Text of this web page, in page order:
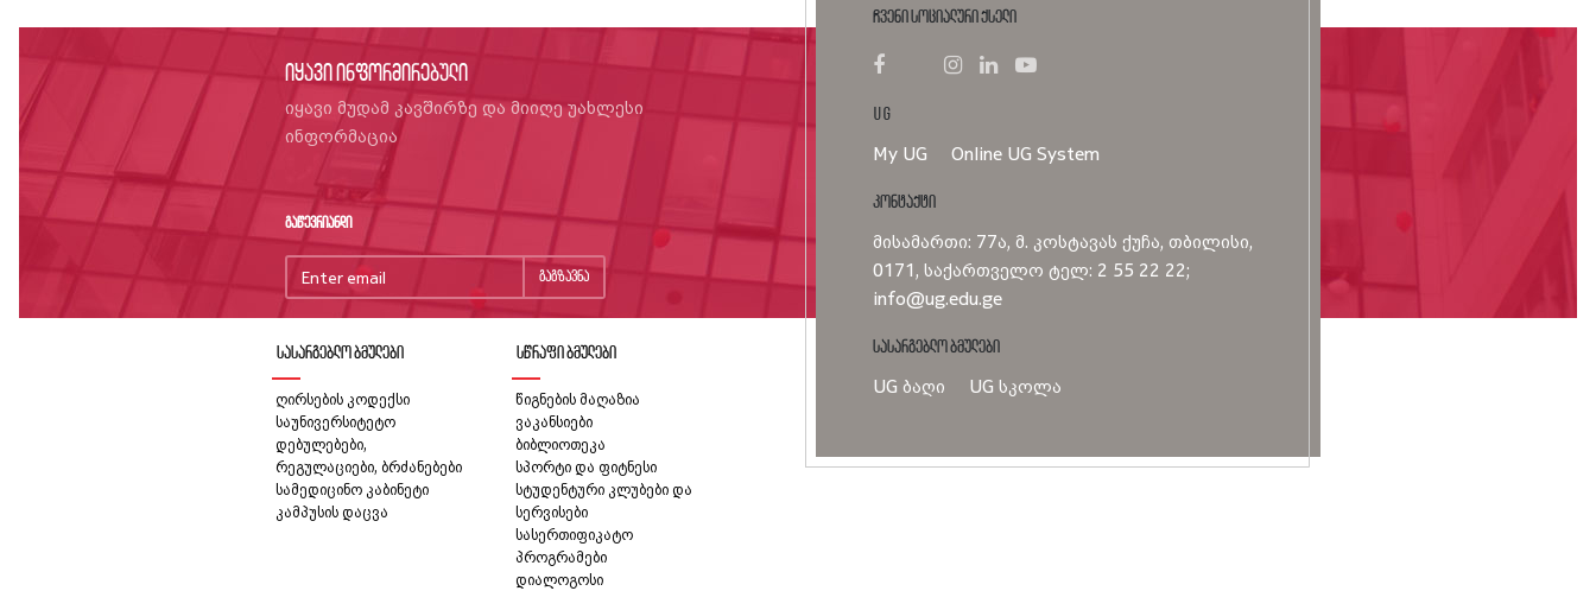
იყავი ინფორმირებული
იყავი მუდამ კავშირზე და მიიღე უახლესი
ინფორმაცია
გაწევრიანდი
გაგზავნა
ჩვენი სოციალური ქსელი
UG
My UG Online UG System
კონტაქტი
მისამართი: 77ა, მ. კოსტავას ქუჩა, თბილისი,
0171, საქართველო ტელ: 2 55 22 22;
info@ug.edu.ge
სასარგებლო ბმულები
UG ბაღი UG სკოლა
სასარგებლო ბმულები
ღირსების კოდექსი
საუნივერსიტეტო
დებულებები,
რეგულაციები, ბრძანებები
სამედიცინო კაბინეტი
კამპუსის დაცვა
სწრაფი ბმულები
წიგნების მაღაზია
ვაკანსიები
ბიბლიოთეკა
სპორტი და ფიტნესი
სტუდენტური კლუბები და
სერვისები
სასერთიფიკატო
პროგრამები
დიალოგოსი